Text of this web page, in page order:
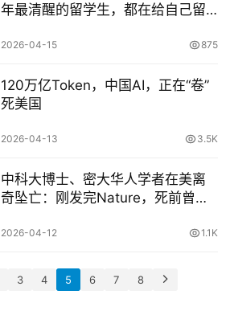
年最清醒的留学生，都在给自己留
2026-04-15 875
120万亿Token，中国AI，正在“卷”
死美国
2026-04-13 3.5K
中科大博士、密大华人学者在美离
奇坠亡：刚发完Nature，死前曾遭
2026-04-12 1.1K
3 4 5 6 7 8